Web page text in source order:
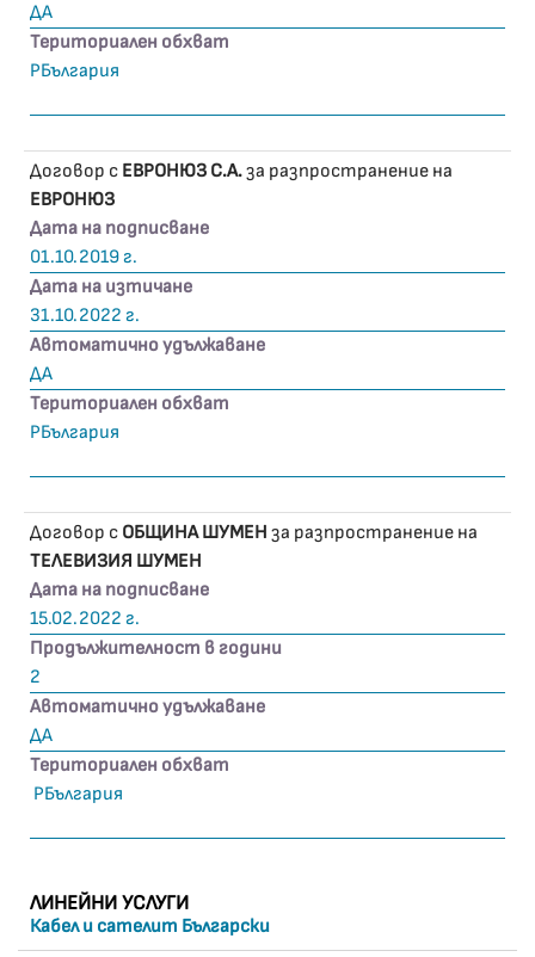
ЛИНЕЙНИ УСЛУГИ
Кабел и сателит Български
ДА
Териториален обхват
РБългария
Договор с ЕВРОНЮЗ С.А.за разпространение на
ЕВРОНЮЗ
Дата на подписване
01.10.2019 г.
Дата на изтичане
31.10.2022 г.
Автоматично удължаване
ДА
Териториален обхват
РБългария
Договор с ОБЩИНА ШУМЕН за разпространение на
ТЕЛЕВИЗИЯ ШУМЕН
Дата на подписване
15.02.2022 г.
Продължителност в години
2
Автоматично удължаване
ДА
Териториален обхват
РБългария